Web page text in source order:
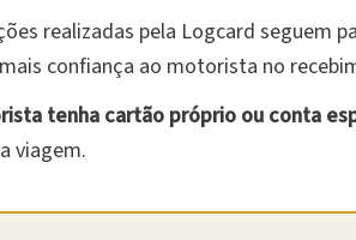
realizadas pela Logcard seguem
confiança ao motorista no
tenha cartão próprio ou conta
viagem.